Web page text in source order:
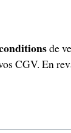
de
CGV. En